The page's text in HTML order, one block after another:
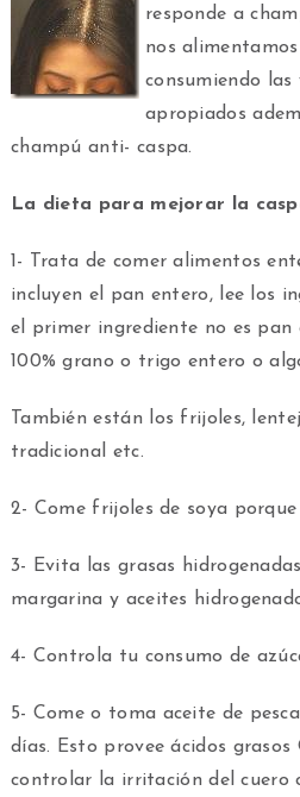
responde a
nos
consumiendo
apropiados
champú anti- caspa.
La dieta para mejorar la
1- Trata de comer alimentos
incluyen el pan entero, lee los
el primer ingrediente no es pan
100% grano o trigo entero o
También están los frijoles,
tradicional etc.
2- Come frijoles de soya
3- Evita las grasas
margarina y aceites
4- Controla tu consumo de
5- Come o toma aceite de
días. Esto provee ácidos grasos
controlar la irritación del cuero